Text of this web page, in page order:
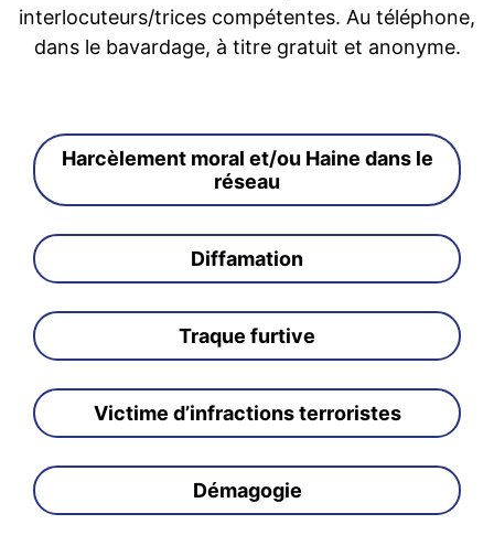
interlocuteurs/trices compétentes. Au téléphone,
dans le bavardage, à titre gratuit et anonyme.
Harcèlement moral et/ou Haine dans le
réseau
Diffamation
Traque furtive
Victime d’infractions terroristes
Démagogie